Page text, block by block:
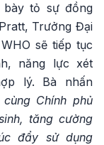
tỏ sự đồng
Trưởng Đại
sẽ tiếp tục
năng lực xét
lý. Bà nhấn
Chính phủ
tăng cường
đẩy sử dụng